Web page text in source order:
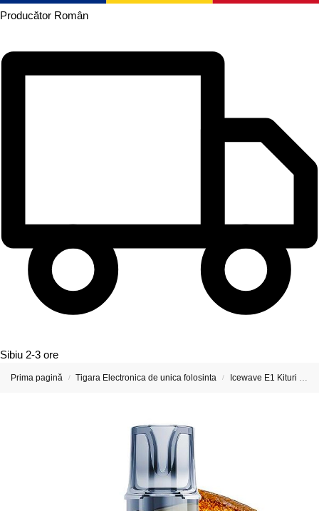
Producător Român
Sibiu 2-3 ore
Prima pagină / Tigara Electronica de unica folosinta / Icewave E1 Kituri si Capsule preumplute